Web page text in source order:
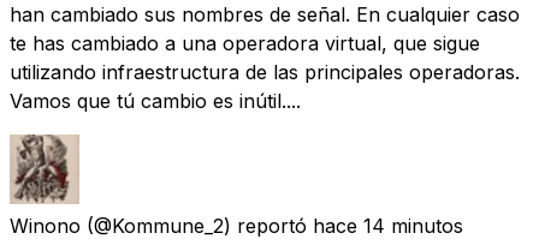
han cambiado sus nombres de señal. En cualquier caso
te has cambiado a una operadora virtual, que sigue
utilizando infraestructura de las principales operadoras.
Vamos que tú cambio es inútil....
Winono (@Kommune_2) reportó hace 14 minutos